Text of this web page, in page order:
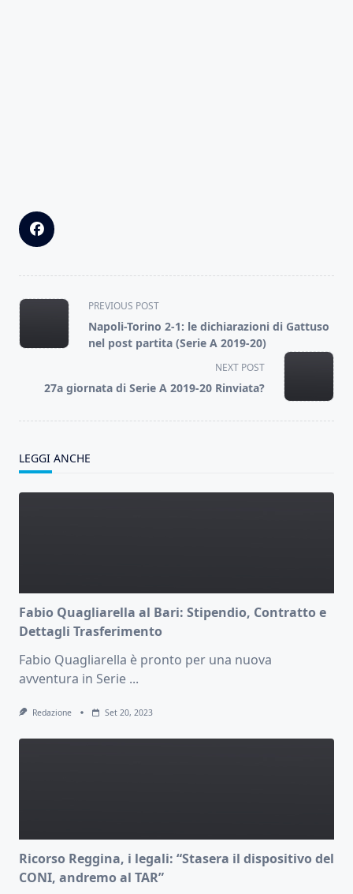
<span
class="nav-
subtitle
text">Page</span>
PREVIOUS POST
Napoli-Torino 2-1: le dichiarazioni di Gattuso
nel post partita (Serie A 2019-20)
NEXT POST
27a giornata di Serie A 2019-20 Rinviata?
LEGGI ANCHE
Fabio Quagliarella al Bari: Stipendio, Contratto e
Dettagli Trasferimento
Fabio Quagliarella è pronto per una nuova
avventura in Serie ...
Redazione Set 20, 2023
Ricorso Reggina, i legali: “Stasera il dispositivo del
CONI, andremo al TAR”